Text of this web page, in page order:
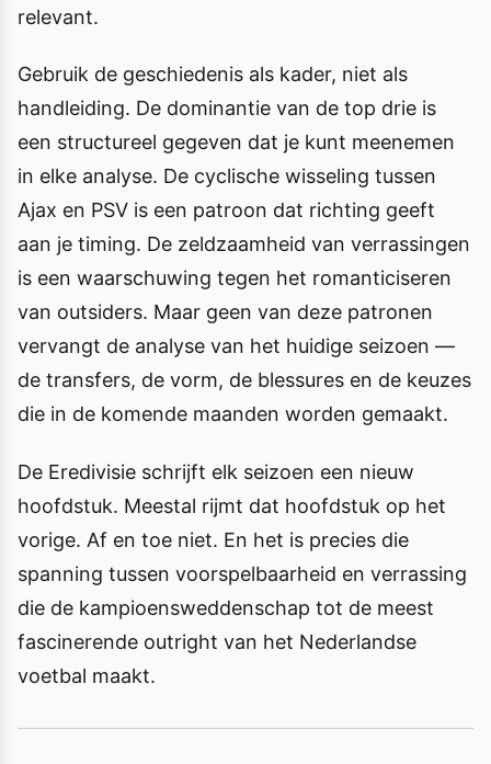
relevant.
Gebruik de geschiedenis als kader, niet als
handleiding. De dominantie van de top drie is
een structureel gegeven dat je kunt meenemen
in elke analyse. De cyclische wisseling tussen
Ajax en PSV is een patroon dat richting geeft
aan je timing. De zeldzaamheid van verrassingen
is een waarschuwing tegen het romanticiseren
van outsiders. Maar geen van deze patronen
vervangt de analyse van het huidige seizoen —
de transfers, de vorm, de blessures en de keuzes
die in de komende maanden worden gemaakt.
De Eredivisie schrijft elk seizoen een nieuw
hoofdstuk. Meestal rijmt dat hoofdstuk op het
vorige. Af en toe niet. En het is precies die
spanning tussen voorspelbaarheid en verrassing
die de kampioensweddenschap tot de meest
fascinerende outright van het Nederlandse
voetbal maakt.